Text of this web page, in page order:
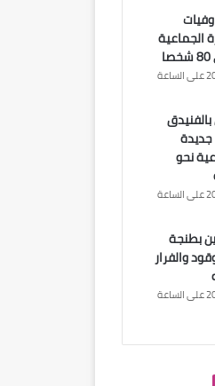
الجماعية
7 أغسطس 2026 على الساعة
جديدة
نحو
7 أغسطس 2026 على الساعة
بطنجة
والفرار
7 أغسطس 2026 على الساعة